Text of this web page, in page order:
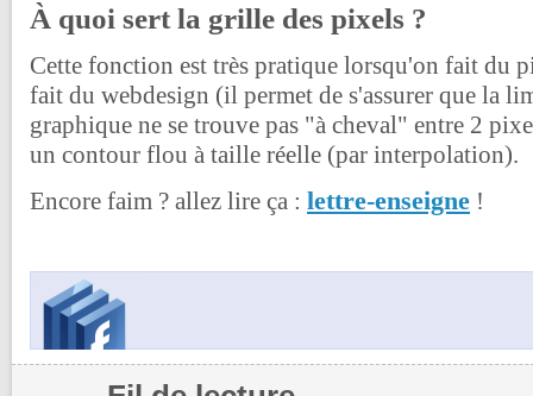
À quoi sert la grille des pixels ?
Cette fonction est très pratique lorsqu'on fait du
fait du webdesign (il permet de s'assurer que la
graphique ne se trouve pas "à cheval" entre 2
un contour flou à taille réelle (par interpolation).
Encore faim ? allez lire ça : lettre-enseigne !